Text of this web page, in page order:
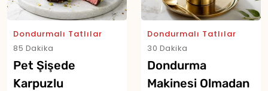
Dondurmalı Tatlılar
85 Dakika
Pet Şişede
Karpuzlu
Dondurmalı Tatlılar
30 Dakika
Dondurma
Makinesi Olmadan